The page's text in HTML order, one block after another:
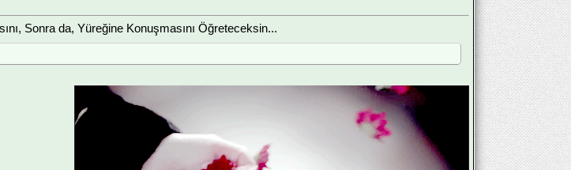
Sonra da, Yüreğine Konuşmasını Öğreteceksin...